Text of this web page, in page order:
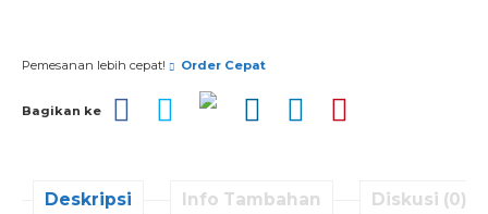
Pemesanan lebih cepat! Order Cepat
Bagikan ke
Deskripsi Info Tambahan Diskusi (0)